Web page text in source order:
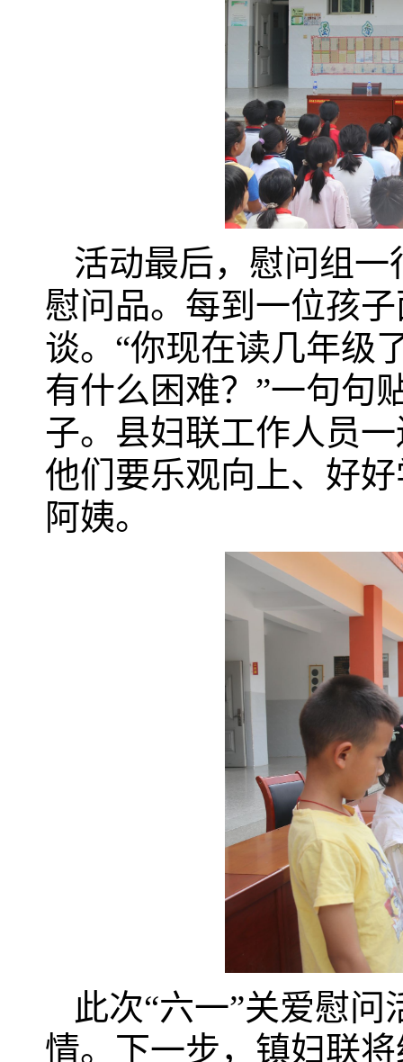
活动最后，慰问组
慰问品。每到一位孩
谈。“你现在读几年级
有什么困难？”一句句
子。县妇联工作人员
他们要乐观向上、好
阿姨。
此次“六一”关爱慰
情。下一步，镇妇联